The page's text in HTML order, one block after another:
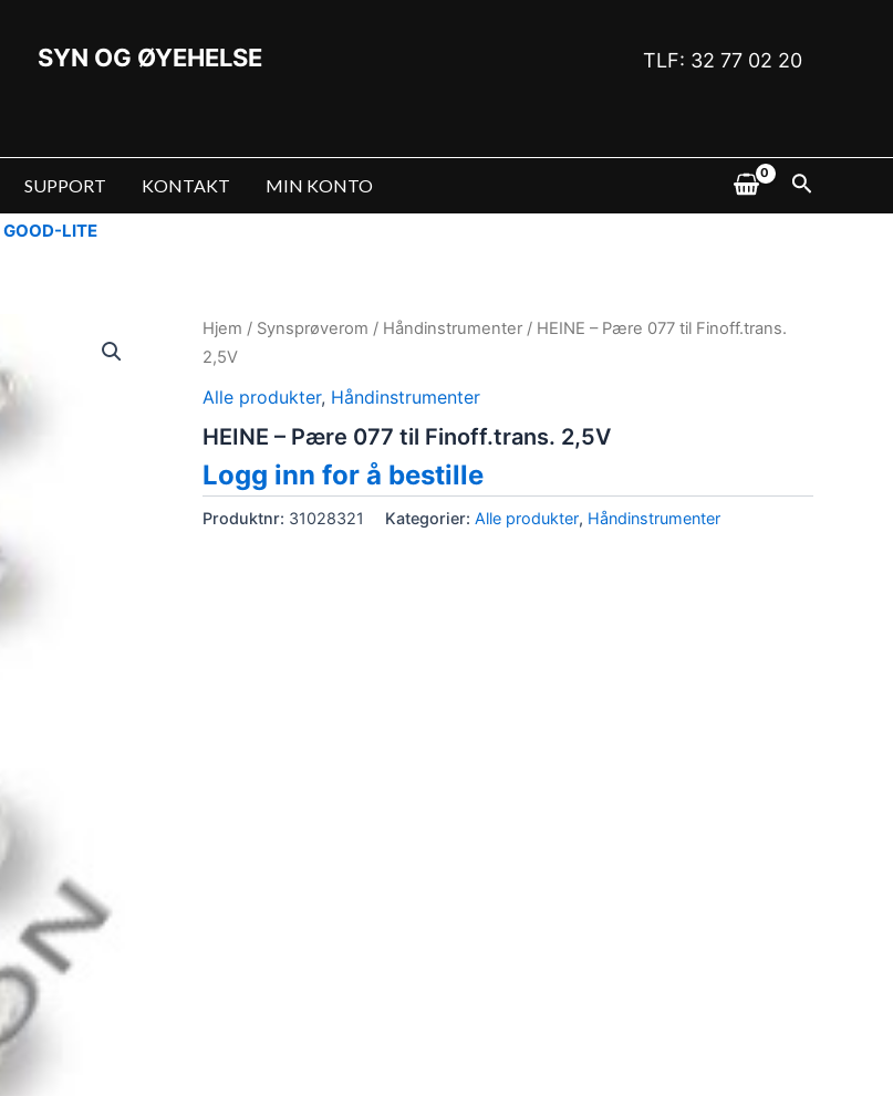
SYN OG ØYEHELSE TLF: 32 77 02 20
SUPPORT KONTAKT MIN KONTO Søk
GOOD-LITE
Hjem / Synsprøverom / Håndinstrumenter / HEINE – Pære 077 til Finoff.trans.
2,5V
Alle produkter, Håndinstrumenter
HEINE – Pære 077 til Finoff.trans. 2,5V
Logg inn for å bestille
Produktnr: 31028321 Kategorier: Alle produkter, Håndinstrumenter